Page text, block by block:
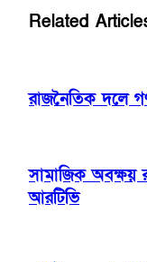
Related
রাজনৈতিক দলে
সামাজিক অবক্ষয়
আরটিভি